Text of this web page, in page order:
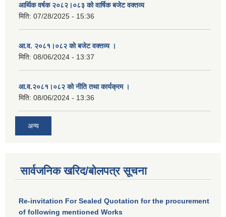
आर्थिक वर्षक २०८२।०८३ को वार्षिक बजेट वक्तव्य
मिति: 07/28/2025 - 15:36
आ.व. २०८१।०८२ को बजेट वक्तव्य ।
मिति: 08/06/2024 - 13:37
आ.व.२०८१।०८२ को नीति तथा कार्यक्रम ।
मिति: 08/06/2024 - 13:36
अन्य
सार्वजनिक खरिद/बोलपत्र सूचना
Re-invitation For Sealed Quotation for the procurement
of following mentioned Works